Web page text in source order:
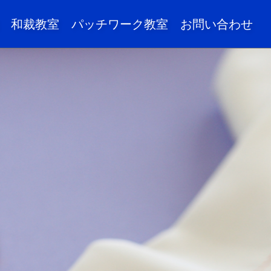
和裁教室 パッチワーク教室 お問い合わせ